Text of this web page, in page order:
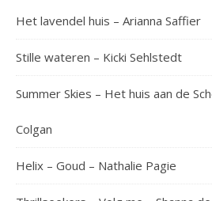
Het lavendel huis – Arianna Saffier
Stille wateren – Kicki Sehlstedt
Summer Skies – Het huis aan de
Colgan
Helix – Goud – Nathalie Pagie